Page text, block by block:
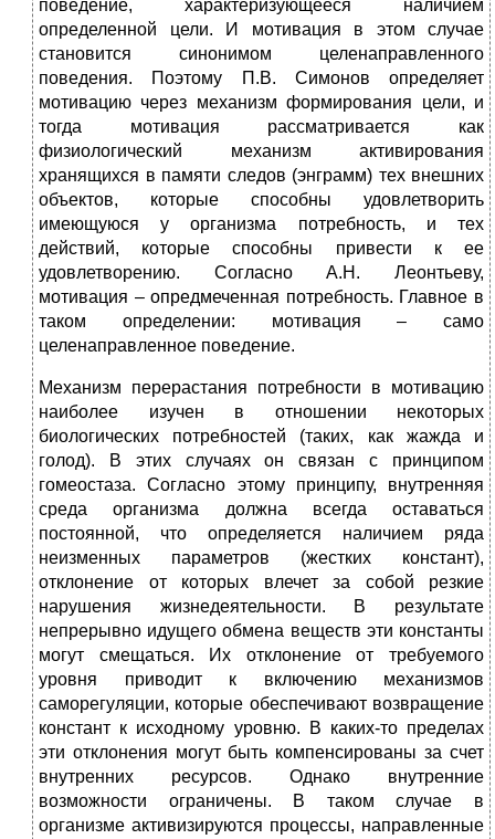
поведение, характеризующееся наличием
определенной цели. И мотивация в этом случае
становится синонимом целенаправленного
поведения. Поэтому П.В. Симонов определяет
мотивацию через механизм формирования цели, и
тогда мотивация рассматривается как
физиологический механизм активирования
хранящихся в памяти следов (энграмм) тех внешних
объектов, которые способны удовлетворить
имеющуюся у организма потребность, и тех
действий, которые способны привести к ее
удовлетворению. Согласно А.Н. Леонтьеву,
мотивация – опредмеченная потребность. Главное в
таком определении: мотивация – само
целенаправленное поведение.
Механизм перерастания потребности в мотивацию
наиболее изучен в отношении некоторых
биологических потребностей (таких, как жажда и
голод). В этих случаях он связан с принципом
гомеостаза. Согласно этому принципу, внутренняя
среда организма должна всегда оставаться
постоянной, что определяется наличием ряда
неизменных параметров (жестких констант),
отклонение от которых влечет за собой резкие
нарушения жизнедеятельности. В результате
непрерывно идущего обмена веществ эти константы
могут смещаться. Их отклонение от требуемого
уровня приводит к включению механизмов
саморегуляции, которые обеспечивают возвращение
констант к исходному уровню. В каких-то пределах
эти отклонения могут быть компенсированы за счет
внутренних ресурсов. Однако внутренние
возможности ограничены. В таком случае в
организме активизируются процессы, направленные